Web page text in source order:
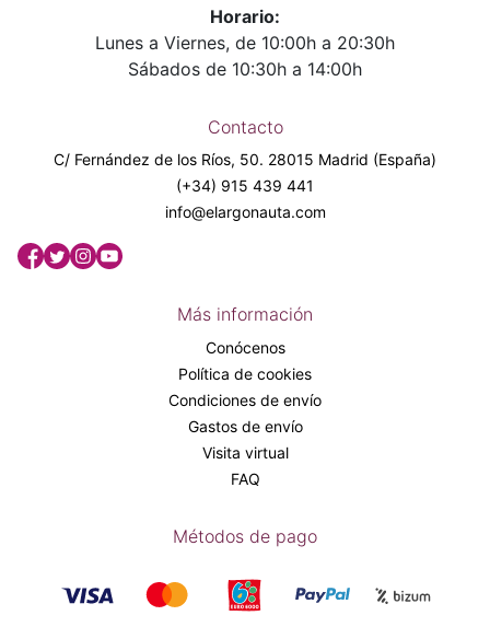
Horario:
Lunes a Viernes, de 10:00h a 20:30h
Sábados de 10:30h a 14:00h
Contacto
C/ Fernández de los Ríos, 50. 28015 Madrid (España)
(+34) 915 439 441
info@elargonauta.com
Más información
Conócenos
Política de cookies
Condiciones de envío
Gastos de envío
Visita virtual
FAQ
Métodos de pago